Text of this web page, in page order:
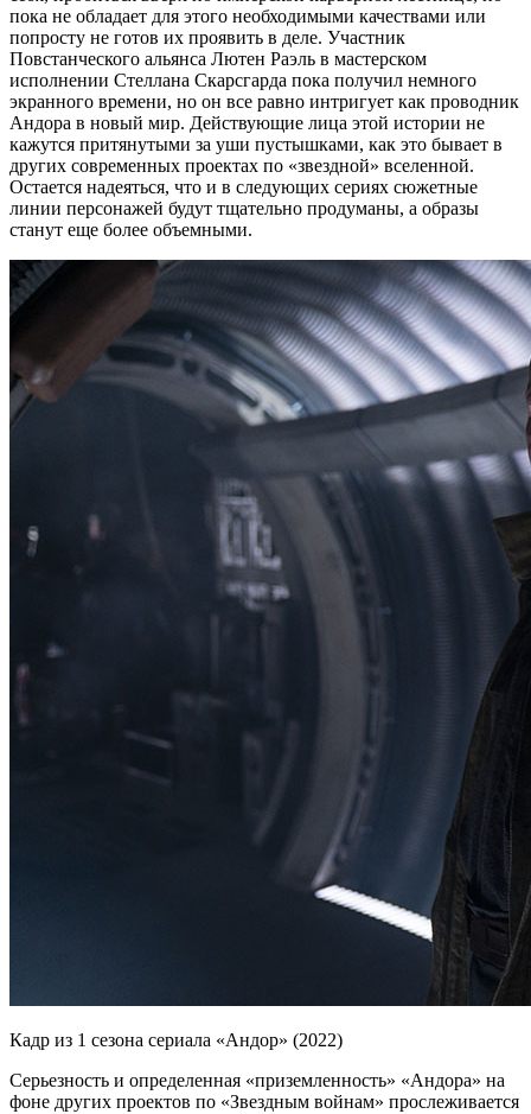
пока не обладает для этого необходимыми качествами или
попросту не готов их проявить в деле. Участник
Повстанческого альянса Лютен Раэль в мастерском
исполнении Стеллана Скарсгарда пока получил немного
экранного времени, но он все равно интригует как проводник
Андора в новый мир. Действующие лица этой истории не
кажутся притянутыми за уши пустышками, как это бывает в
других современных проектах по «звездной» вселенной.
Остается надеяться, что и в следующих сериях сюжетные
линии персонажей будут тщательно продуманы, а образы
станут еще более объемными.
Кадр из 1 сезона сериала «Андор» (2022)
Серьезность и определенная «приземленность» «Андора» на
фоне других проектов по «Звездным войнам» прослеживается